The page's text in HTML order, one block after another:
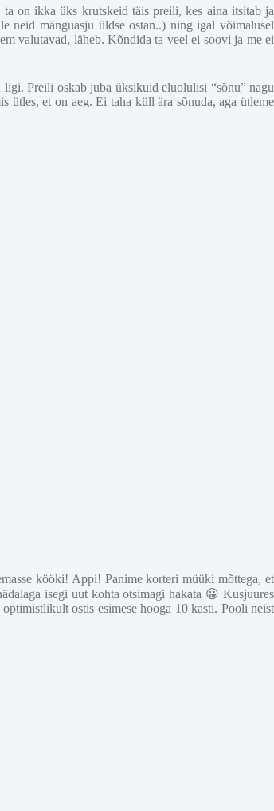
on ikka üks krutskeid täis preili, kes aina itsitab ja
neid mänguasju üldse ostan..) ning igal võimalusel
valutavad, läheb. Kõndida ta veel ei soovi ja me ei
Preili oskab juba üksikuid eluolulisi “sõnu” nagu
ütles, et on aeg. Ei taha küll ära sõnuda, aga ütleme
kööki! Appi! Panime korteri müüki mõttega, et
isegi uut kohta otsimagi hakata 😀 Kusjuures
ostis esimese hooga 10 kasti. Pooli neist